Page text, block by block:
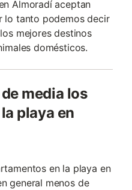
Almoradí aceptan
lo tanto podemos decir
mejores destinos
domésticos.
media los
playa en
en la playa en
general menos de